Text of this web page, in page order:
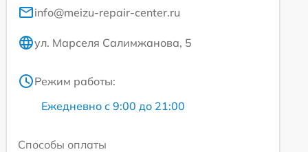
info@meizu-repair-center.ru
ул. Марселя Салимжанова, 5
Режим работы:
Ежедневно с 9:00 до 21:00
Способы оплаты